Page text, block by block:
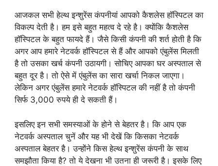
आजकल सभी हेल्थ इन्शुरेंस कंपनीयां आपको कैशलेस हॉस्पिटल का
विकल्प देती है। हम इसे बहुत महत्व दे रहे है। क्योंकि कैशलेस
हॉस्पिटल के बहुत फायदे हैं। जैसे किसी कंपनी की शर्त होती है कि
अगर आप हमारे नेटवर्क हॉस्पिटल से हैं और आपको एंबुलेंस मिलती
है तो उसका खर्च कंपनी उठायगी। सोचिए आपका घर अस्पताल से
बहुत दूर है। तो ऐसे में एंबुलेंस का सारा खर्चा निकल जाएगा।
लेकिन अगर एंबुलेंस हमारे नेटवर्क हॉस्पिटल की नहीं है तो कंपनी
सिर्फ 3,000 रुपये ही दे सकती हैं।
इसलिए इन सभी समस्याओं के होने से बेहतर है। कि आप एक
नेटवर्क अस्पताल चुनें और यह भी देखें कि किसका नेटवर्क
अस्पताल बेहतर है। उन्होंने किस हेल्थ इन्शुरेंस कंपनी के साथ
समझौता किया है? तो ये देखना भी उतना ही जरूरी है। इसके लिए